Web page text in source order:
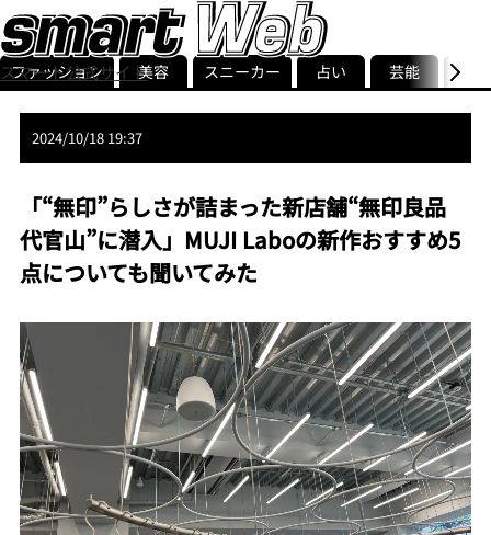
スマート公式サイト
smart最新号
記事一覧ランキング
ストリ
ファッション 美容 スニーカー 占い 芸能 グル
2024/10/18 19:37
「“無印”らしさが詰まった新店舗“無印良品
代官山”に潜入」MUJI Laboの新作おすすめ5
点についても聞いてみた